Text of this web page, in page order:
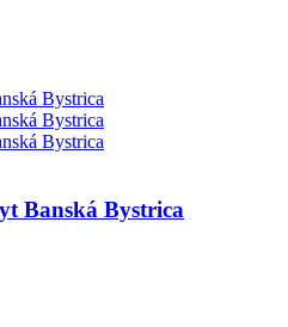
Banská Bystrica